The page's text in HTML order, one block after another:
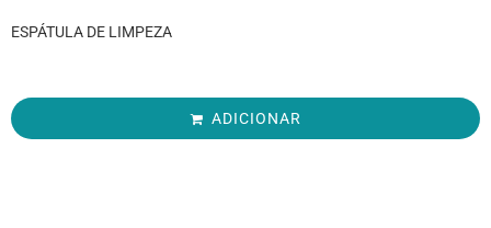
ESPÁTULA DE LIMPEZA
ADICIONAR